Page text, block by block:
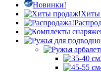
Новинки!
Хиты